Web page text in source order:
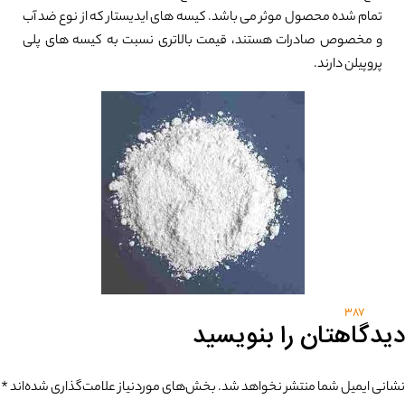
تمام شده محصول موثر می باشد. کیسه های ایدیستار که از نوع ضد آب
و مخصوص صادرات هستند، قیمت بالاتری نسبت به کیسه های پلی
پروپیلن دارند.
387
دیدگاهتان را بنویسید
نشانی ایمیل شما منتشر نخواهد شد.بخش‌های موردنیاز علامت‌گذاری شده‌اند*
0%